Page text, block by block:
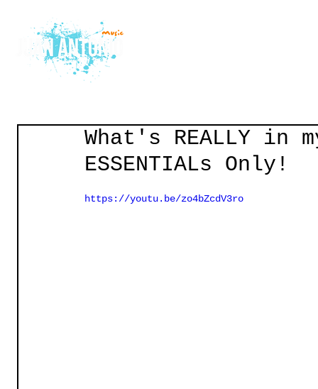
What's REALLY in
ESSENTIALs Only!
https://youtu.be/zo4bZcdV3ro